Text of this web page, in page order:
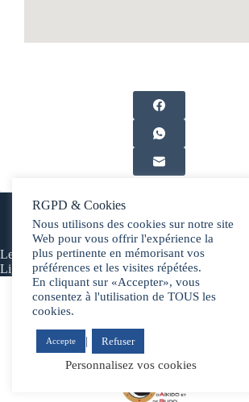
Mentions Légales
Les textes et tous les médias sont la propriété de la
Ligue de Bretagne d'Aïkido FFAB.
RGPD & Cookies
Nous utilisons des cookies sur notre site
Web pour vous offrir l'expérience la
plus pertinente en mémorisant vos
préférences et les visites répétées.
En cliquant sur «Accepter», vous
consentez à l'utilisation de TOUS les
cookies.
Accepte | Refuser
Personnalisez vos cookies